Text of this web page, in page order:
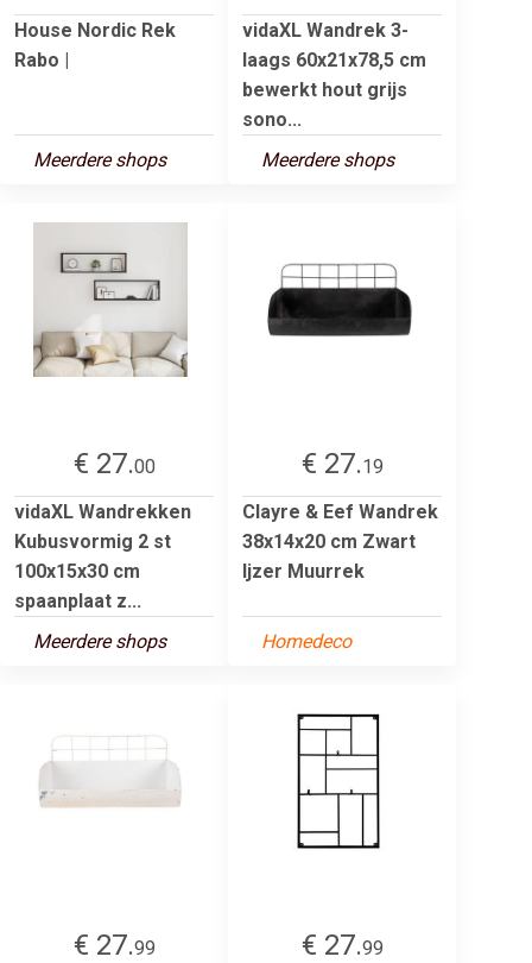
House Nordic Rek
Rabo |
Meerdere shops
vidaXL Wandrek 3-
laags 60x21x78,5 cm
bewerkt hout grijs
sono...
Meerdere shops
€ 27.00
vidaXL Wandrekken
Kubusvormig 2 st
100x15x30 cm
spaanplaat z...
Meerdere shops
€ 27.19
Clayre & Eef Wandrek
38x14x20 cm Zwart
Ijzer Muurrek
Homedeco
€ 27.99
€ 27.99